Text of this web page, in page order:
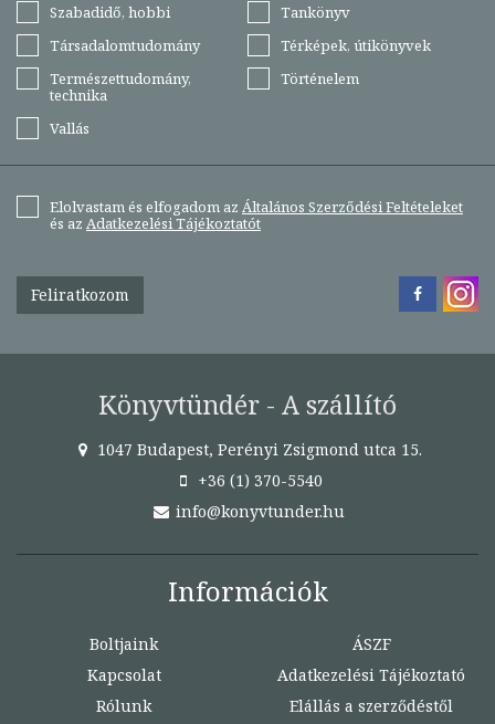
Szabadidő, hobbi
Tankönyv
Társadalomtudomány
Térképek, útikönyvek
Természettudomány,
technika
Történelem
Vallás
Elolvastam és elfogadom az Általános Szerződési Feltételeket
és az Adatkezelési Tájékoztatót
Feliratkozom
Könyvtündér - A szállító
1047 Budapest, Perényi Zsigmond utca 15.
+36 (1) 370-5540
info@konyvtunder.hu
Információk
Boltjaink
Kapcsolat
Rólunk
ÁSZF
Adatkezelési Tájékoztató
Elállás a szerződéstől